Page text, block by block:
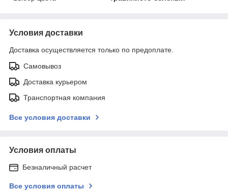
Условия доставки
Доставка осуществляется только по предоплате.
Самовывоз
Доставка курьером
Транспортная компания
Все условия доставки
Условия оплаты
Безналичный расчет
Все условия оплаты